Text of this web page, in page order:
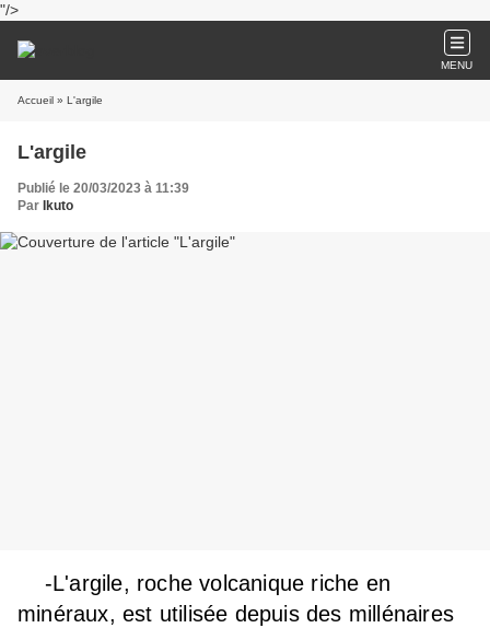
"/>
MENU
Accueil » L'argile
L'argile
Publié le 20/03/2023 à 11:39
Par Ikuto
-L'argile, roche volcanique riche en
minéraux, est utilisée depuis des millénaires